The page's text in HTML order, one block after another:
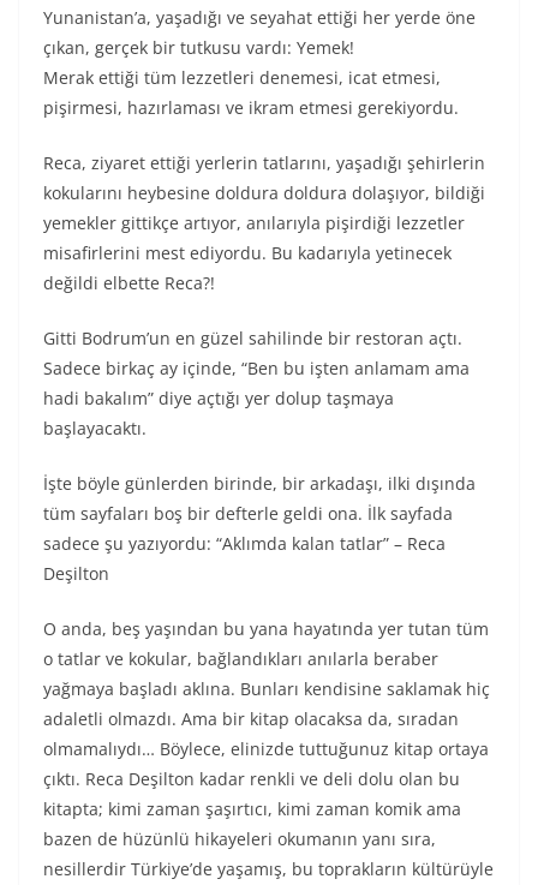
Yunanistan’a, yaşadığı ve seyahat ettiği her yerde öne
çıkan, gerçek bir tutkusu vardı: Yemek!
Merak ettiği tüm lezzetleri denemesi, icat etmesi,
pişirmesi, hazırlaması ve ikram etmesi gerekiyordu.
Reca, ziyaret ettiği yerlerin tatlarını, yaşadığı şehirlerin
kokularını heybesine doldura doldura dolaşıyor, bildiği
yemekler gittikçe artıyor, anılarıyla pişirdiği lezzetler
misafirlerini mest ediyordu. Bu kadarıyla yetinecek
değildi elbette Reca?!
Gitti Bodrum’un en güzel sahilinde bir restoran açtı.
Sadece birkaç ay içinde, “Ben bu işten anlamam ama
hadi bakalım” diye açtığı yer dolup taşmaya
başlayacaktı.
İşte böyle günlerden birinde, bir arkadaşı, ilki dışında
tüm sayfaları boş bir defterle geldi ona. İlk sayfada
sadece şu yazıyordu: “Aklımda kalan tatlar” – Reca
Deşilton
O anda, beş yaşından bu yana hayatında yer tutan tüm
o tatlar ve kokular, bağlandıkları anılarla beraber
yağmaya başladı aklına. Bunları kendisine saklamak hiç
adaletli olmazdı. Ama bir kitap olacaksa da, sıradan
olmamalıydı… Böylece, elinizde tuttuğunuz kitap ortaya
çıktı. Reca Deşilton kadar renkli ve deli dolu olan bu
kitapta; kimi zaman şaşırtıcı, kimi zaman komik ama
bazen de hüzünlü hikayeleri okumanın yanı sıra,
nesillerdir Türkiye’de yaşamış, bu toprakların kültürüyle